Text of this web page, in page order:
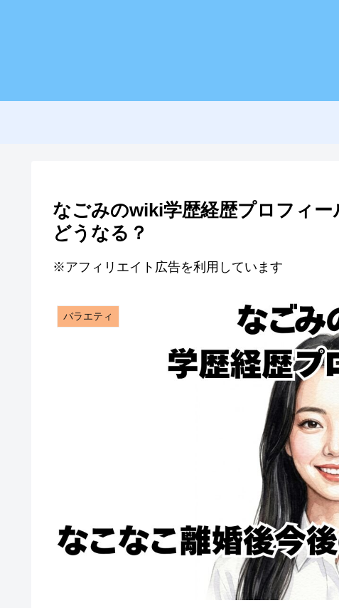
なごみのwiki学歴経歴プロフィ
どうなる？
※アフィリエイト広告を利用しています
バラエティ